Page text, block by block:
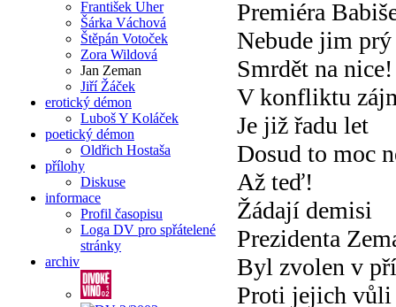
František Uher
Šárka Váchová
Štěpán Votoček
Zora Wildová
Jan Zeman
Jiří Žáček
erotický démon
Luboš Y Koláček
poetický démon
Oldřich Hostaša
přílohy
Diskuse
informace
Profil časopisu
Loga DV pro spřátelené
stránky
archiv
Premiéra
Nebude jim
Smrdět na nice!
V konfliktu
Je již řadu let
Dosud to moc
Až teď!
Žádají demisi
Prezidenta
Byl zvolen v
Proti jejich vůli